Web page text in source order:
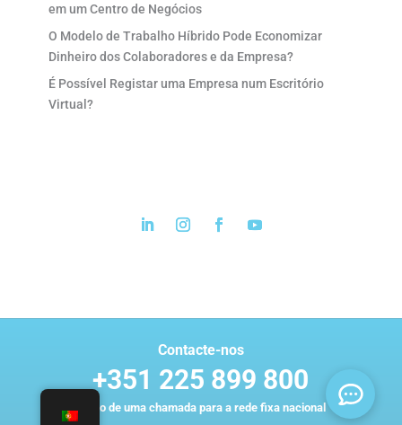
em um Centro de Negócios
O Modelo de Trabalho Híbrido Pode Economizar
Dinheiro dos Colaboradores e da Empresa?
É Possível Registar uma Empresa num Escritório
Virtual?
Contacte-nos
+351 225 899 800
Custo de uma chamada para a rede fixa nacional